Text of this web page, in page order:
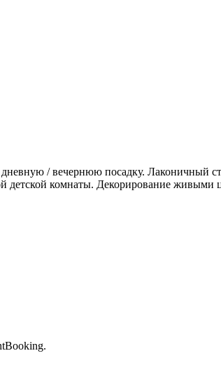
/ вечернюю посадку. Лаконичный
детской комнаты. Декорирование живыми